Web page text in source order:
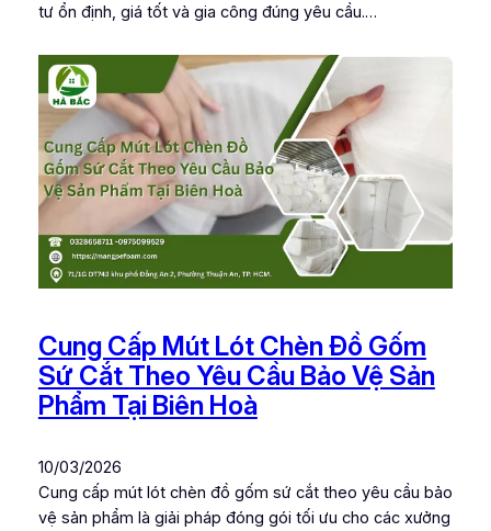
tư ổn định, giá tốt và gia công đúng yêu cầu.…
Cung Cấp Mút Lót Chèn Đồ Gốm
Sứ Cắt Theo Yêu Cầu Bảo Vệ Sản
Phẩm Tại Biên Hoà
10/03/2026
Cung cấp mút lót chèn đồ gốm sứ cắt theo yêu cầu bảo
vệ sản phẩm là giải pháp đóng gói tối ưu cho các xưởng